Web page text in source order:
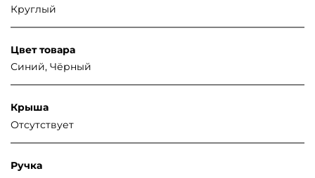
Круглый
Цвет товара
Синий, Чёрный
Крыша
Отсутствует
Ручка